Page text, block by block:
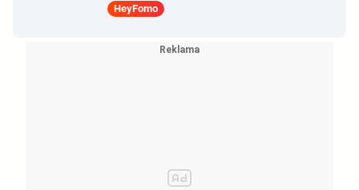
HeyFomo